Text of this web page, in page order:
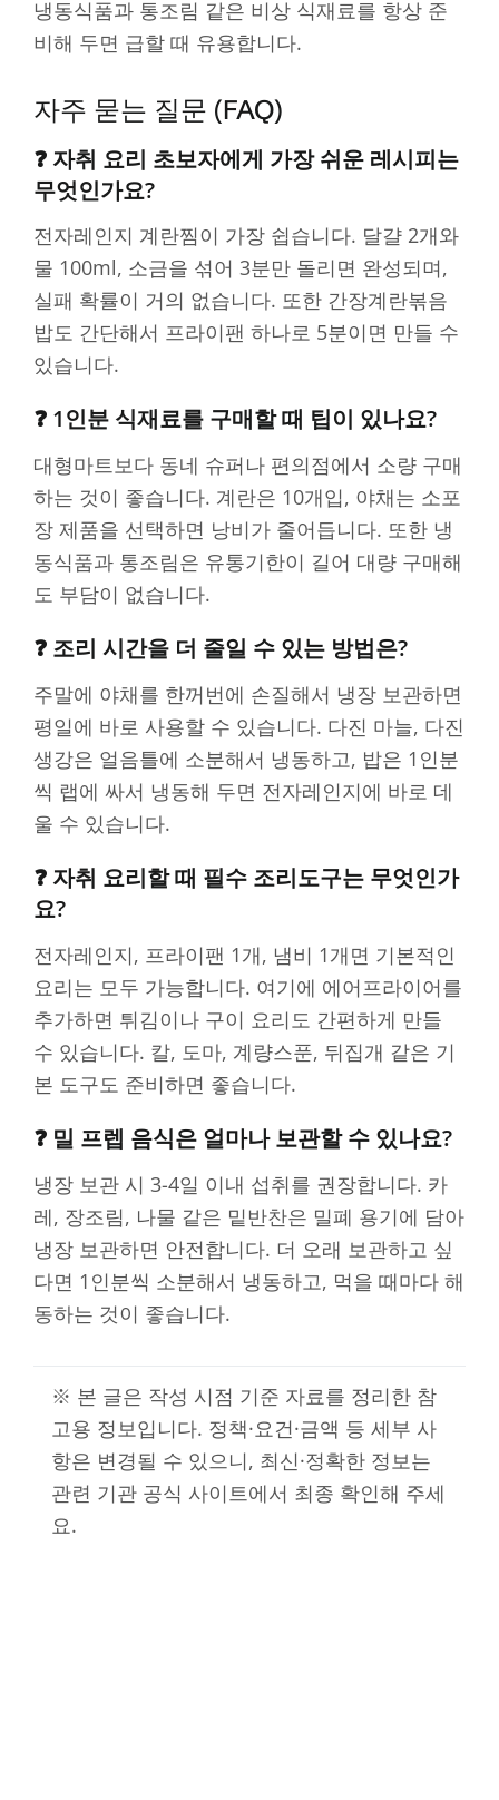
냉동식품과 통조림 같은 비상 식재료를 항상 준
비해 두면 급할 때 유용합니다.
자주 묻는 질문 (FAQ)
❓ 자취 요리 초보자에게 가장 쉬운 레시피는
무엇인가요?
전자레인지 계란찜이 가장 쉽습니다. 달걀 2개와
물 100ml, 소금을 섞어 3분만 돌리면 완성되며,
실패 확률이 거의 없습니다. 또한 간장계란볶음
밥도 간단해서 프라이팬 하나로 5분이면 만들 수
있습니다.
❓ 1인분 식재료를 구매할 때 팁이 있나요?
대형마트보다 동네 슈퍼나 편의점에서 소량 구매
하는 것이 좋습니다. 계란은 10개입, 야채는 소포
장 제품을 선택하면 낭비가 줄어듭니다. 또한 냉
동식품과 통조림은 유통기한이 길어 대량 구매해
도 부담이 없습니다.
❓ 조리 시간을 더 줄일 수 있는 방법은?
주말에 야채를 한꺼번에 손질해서 냉장 보관하면
평일에 바로 사용할 수 있습니다. 다진 마늘, 다진
생강은 얼음틀에 소분해서 냉동하고, 밥은 1인분
씩 랩에 싸서 냉동해 두면 전자레인지에 바로 데
울 수 있습니다.
❓ 자취 요리할 때 필수 조리도구는 무엇인가
요?
전자레인지, 프라이팬 1개, 냄비 1개면 기본적인
요리는 모두 가능합니다. 여기에 에어프라이어를
추가하면 튀김이나 구이 요리도 간편하게 만들
수 있습니다. 칼, 도마, 계량스푼, 뒤집개 같은 기
본 도구도 준비하면 좋습니다.
❓ 밀 프렙 음식은 얼마나 보관할 수 있나요?
냉장 보관 시 3-4일 이내 섭취를 권장합니다. 카
레, 장조림, 나물 같은 밑반찬은 밀폐 용기에 담아
냉장 보관하면 안전합니다. 더 오래 보관하고 싶
다면 1인분씩 소분해서 냉동하고, 먹을 때마다 해
동하는 것이 좋습니다.
※ 본 글은 작성 시점 기준 자료를 정리한 참
고용 정보입니다. 정책·요건·금액 등 세부 사
항은 변경될 수 있으니, 최신·정확한 정보는
관련 기관 공식 사이트에서 최종 확인해 주세
요.